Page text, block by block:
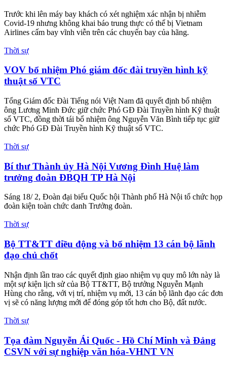
Trước khi lên máy bay khách có xét nghiệm xác nhận bị nhiễm
Covid-19 nhưng không khai báo trung thực có thể bị Vietnam
Airlines cấm bay vĩnh viễn trên các chuyến bay của hãng.
Thời sự
VOV bổ nhiệm Phó giám đốc đài truyền hình kỹ
thuật số VTC
Tổng Giám đốc Đài Tiếng nói Việt Nam đã quyết định bổ nhiệm
ông Lương Minh Đức giữ chức Phó GĐ Đài Truyền hình Kỹ thuật
số VTC, đồng thời tái bổ nhiệm ông Nguyễn Văn Bình tiếp tục giữ
chức Phó GĐ Đài Truyền hình Kỹ thuật số VTC.
Thời sự
Bí thư Thành ủy Hà Nội Vương Đình Huệ làm
trưởng đoàn ĐBQH TP Hà Nội
Sáng 18/ 2, Đoàn đại biểu Quốc hội Thành phố Hà Nội tổ chức họp
đoàn kiện toàn chức danh Trưởng đoàn.
Thời sự
Bộ TT&TT điều động và bổ nhiệm 13 cán bộ lãnh
đạo chủ chốt
Nhận định lần trao các quyết định giao nhiệm vụ quy mô lớn này là
một sự kiện lịch sử của Bộ TT&TT, Bộ trưởng Nguyễn Mạnh
Hùng cho rằng, với vị trí, nhiệm vụ mới, 13 cán bộ lãnh đạo các đơn
vị sẽ có năng lượng mới để đóng góp tốt hơn cho Bộ, đất nước.
Thời sự
Tọa đàm Nguyễn Ái Quốc - Hồ Chí Minh và Đảng
CSVN với sự nghiệp văn hóa-VHNT VN